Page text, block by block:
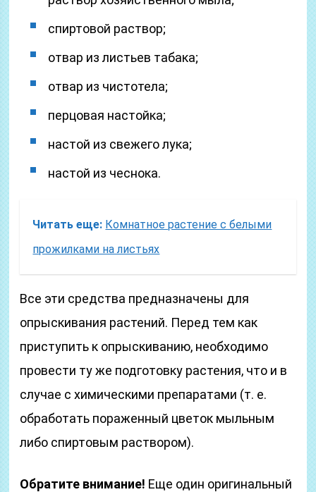
спиртовой раствор;
отвар из листьев табака;
отвар из чистотела;
перцовая настойка;
настой из свежего лука;
настой из чеснока.
Читать еще: Комнатное растение с белыми
прожилками на листьях
Все эти средства предназначены для
опрыскивания растений. Перед тем как
приступить к опрыскиванию, необходимо
провести ту же подготовку растения, что и в
случае с химическими препаратами (т. е.
обработать пораженный цветок мыльным
либо спиртовым раствором).
Обратите внимание! Еще один оригинальный